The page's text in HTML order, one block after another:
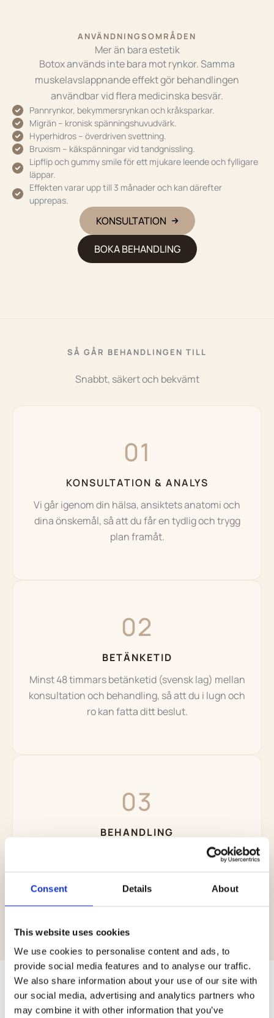
Consent Details About
This website uses cookies
We use cookies to personalise content and ads, to
provide social media features and to analyse our traffic.
We also share information about your use of our site with
our social media, advertising and analytics partners who
may combine it with other information that you’ve
ANVÄNDNINGSOMRÅDEN
Mer än bara estetik
Botox används inte bara mot rynkor. Samma
muskelavslappnande effekt gör behandlingen
användbar vid flera medicinska besvär.
Pannrynkor, bekymmersrynkan och kråksparkar.
Migrän – kronisk spänningshuvudvärk.
Hyperhidros – överdriven svettning.
Bruxism – käkspänningar vid tandgnissling.
Lipflip och gummy smile för ett mjukare leende och fylligare
läppar.
Effekten varar upp till 3 månader och kan därefter
upprepas.
KONSULTATION
BOKA BEHANDLING
SÅ GÅR BEHANDLINGEN TILL
Snabbt, säkert och bekvämt
01
KONSULTATION & ANALYS
Vi går igenom din hälsa, ansiktets anatomi och
dina önskemål, så att du får en tydlig och trygg
plan framåt.
02
BETÄNKETID
Minst 48 timmars betänketid (svensk lag) mellan
konsultation och behandling, så att du i lugn och
ro kan fatta ditt beslut.
03
BEHANDLING
Behandlingen tar omkring 30 minuter med små
14–16 dagar, och vi följer upp vid behov.